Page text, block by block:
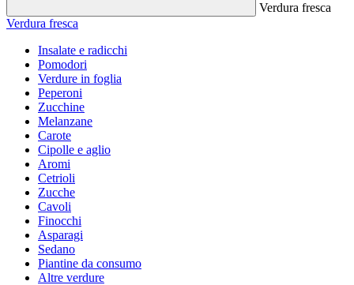
Verdura fresca
Verdura fresca
Insalate e radicchi
Pomodori
Verdure in foglia
Peperoni
Zucchine
Melanzane
Carote
Cipolle e aglio
Aromi
Cetrioli
Zucche
Cavoli
Finocchi
Asparagi
Sedano
Piantine da consumo
Altre verdure